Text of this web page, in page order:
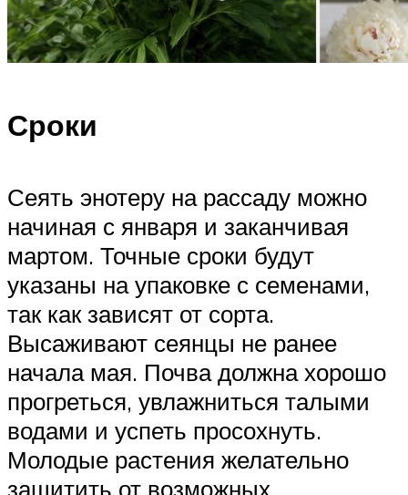
Сроки
Сеять энотеру на рассаду можно
начиная с января и заканчивая
мартом. Точные сроки будут
указаны на упаковке с семенами,
так как зависят от сорта.
Высаживают сеянцы не ранее
начала мая. Почва должна хорошо
прогреться, увлажниться талыми
водами и успеть просохнуть.
Молодые растения желательно
защитить от возможных